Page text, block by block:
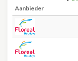
Aanbieder